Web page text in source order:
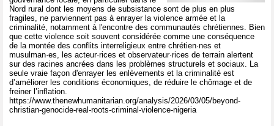
Nord rural dont les moyens de subsistance sont de plus en plus
fragiles, ne parviennent pas à enrayer la violence armée et la
criminalité, notamment à l'encontre des communautés chrétiennes. Bien
que cette violence soit souvent considérée comme une conséquence
de la montée des conflits interreligieux entre chrétien·nes et
musulman·es, les acteur·rices et observateur·rices de terrain alertent
sur des racines ancrées dans les problèmes structurels et sociaux. La
seule vraie façon d'enrayer les enlèvements et la criminalité est
d’améliorer les conditions économiques, de réduire le chômage et de
freiner l’inflation.
https://www.thenewhumanitarian.org/analysis/2026/03/05/beyond-
christian-genocide-real-roots-criminal-violence-nigeria